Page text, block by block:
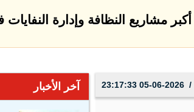
مشاريع النظافة وإدارة
05-06-2026 23:17:33 آخر الأخبار